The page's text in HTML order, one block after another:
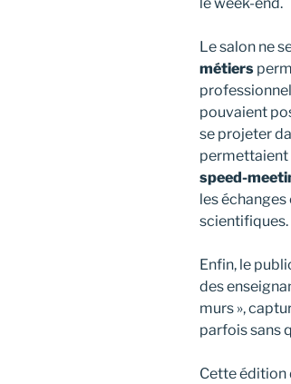
Le salon ne
métiers
pouvaient
se projeter
permettaient
speed-
les
scientifiques.
Enfin, le
des
murs »,
parfois sans
Cette édition